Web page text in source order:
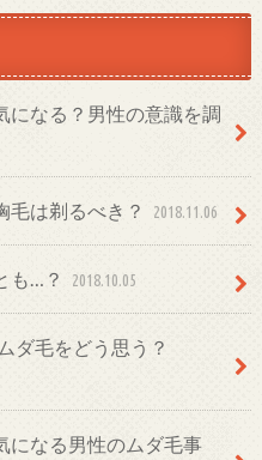
になる？男性の意識を調
毛は剃るべき？ 2018.11.06
も…？ 2018.10.05
ダ毛をどう思う？
になる男性のムダ毛事